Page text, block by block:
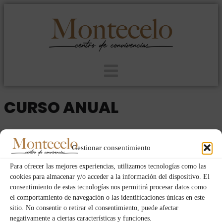
Gestionar consentimiento
Para ofrecer las mejores experiencias, utilizamos tecnologías como las
cookies para almacenar y/o acceder a la información del dispositivo. El
consentimiento de estas tecnologías nos permitirá procesar datos como
el comportamiento de navegación o las identificaciones únicas en este
sitio. No consentir o retirar el consentimiento, puede afectar
negativamente a ciertas características y funciones.
CURSO ANUAL
2025
MIE
09 25
Event Details